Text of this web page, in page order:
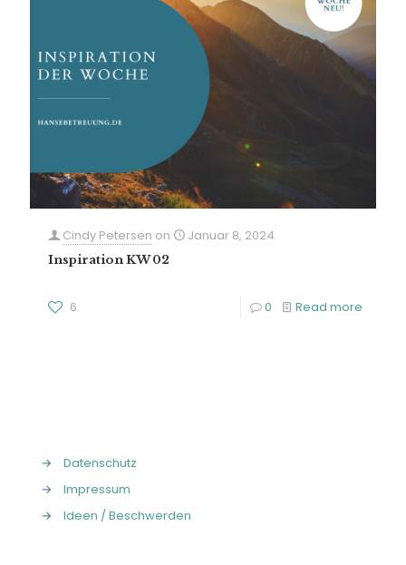
Cindy Petersen on Januar 8, 2024
Inspiration KW 02
6 0 Read more
→
Datenschutz
→
Impressum
→
Ideen / Beschwerden